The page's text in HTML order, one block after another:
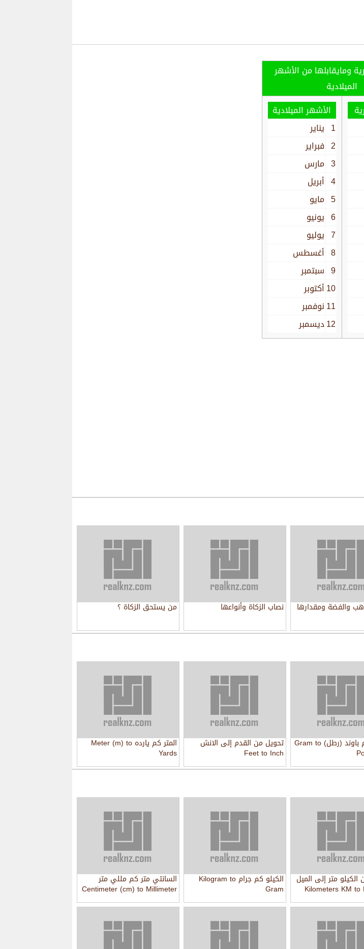
ومايقابلها من الأشهر
الميلادية
الأشهر الميلادية
1 يناير
2 فبراير
3 مارس
4 أبريل
5 مايو
6 يونيو
7 يوليو
8 أغسطس
9 سبتمبر
10أكتوبر
11نوفمبر
12ديسمبر
والفضة ومقدارها نصاب الزكاة وأنواعها من يستحق الزكاة ؟
الجرام كم باوند (رطل) Gram to تحويل من القدم إلى الانش
Feet to Inch
المتر كم يارده Meter (m) to
Yards
متر إلى الميل
Kilometers KM to
الكيلو كم جرام Kilogram to
Gram
السانتي متر كم مللي متر
Centimeter (cm) to Millimeter
(mm)